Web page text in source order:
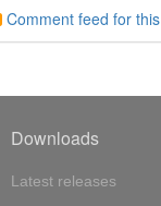
Comment feed for
Downloads
Latest releases